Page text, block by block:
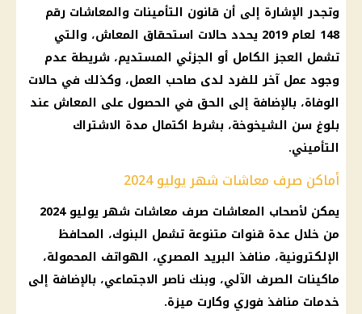
وتجدر الإشارة إلى أن قانون التأمينات والمعاشات رقم
148 لعام 2019 يحدد حالات
استحقاق المعاش، والتي
تشمل العجز الكامل أو الجزئي المستديم، شريطة عدم
وجود عمل آخر للفرد لدى صاحب العمل، وكذلك في حالات
الوفاة، بالإضافة إلى الحق في الحصول على المعاش عند
بلوغ سن الشيخوخة، بشرط اكتمال مدة الاشتراك
التأميني.
أماكن صرف معاشات شهر يوليو 2024
يمكن لأصحاب المعاشات صرف معاشات شهر يوليو 2024
من خلال عدة قنوات متنوعة تشمل البنوك، المحافظ
الإلكترونية، منافذ البريد المصري، الهواتف المحمولة،
ماكينات الصرف الآلي، وبنك ناصر الاجتماعي، بالإضافة إلى
خدمات منافذ فوري وكارت ميزة.